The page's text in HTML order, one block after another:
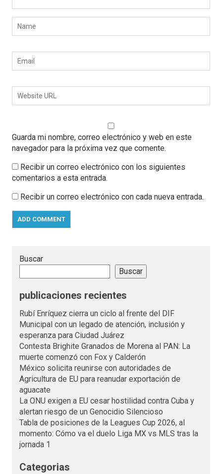
Guarda mi nombre, correo electrónico y web en este
navegador para la próxima vez que comente.
Recibir un correo electrónico con los siguientes
comentarios a esta entrada.
Recibir un correo electrónico con cada nueva entrada.
Buscar
Buscar
publicaciones recientes
Rubí Enríquez cierra un ciclo al frente del DIF
Municipal con un legado de atención, inclusión y
esperanza para Ciudad Juárez
Contesta Brighite Granados de Morena al PAN: La
muerte comenzó con Fox y Calderón
México solicita reunirse con autoridades de
Agricultura de EU para reanudar exportación de
aguacate
La ONU exigen a EU cesar hostilidad contra Cuba y
alertan riesgo de un Genocidio Silencioso
Tabla de posiciones de la Leagues Cup 2026, al
momento: Cómo va el duelo Liga MX vs MLS tras la
jornada 1
Categorias